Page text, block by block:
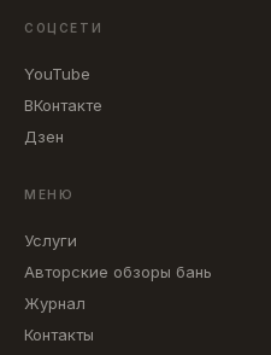
ОПЦИИ
СОЦСЕТИ
YouTube
ВКонтакте
Дзен
МЕНЮ
Услуги
Авторские обзоры бань
Журнал
Контакты